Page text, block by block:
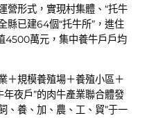
營形式，實現村集體、“托牛
縣已建64個“托牛所”，進住
4500萬元，集中養牛戶戶均
＋規模養殖場＋養殖小區＋
夜戶”的肉牛產業聯合體發
、養、加、農、工、貿”于一